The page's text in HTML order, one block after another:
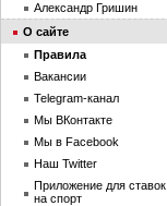
Александр Гришин
О сайте
Правила
Вакансии
Telegram-канал
Мы ВКонтакте
Мы в Facebook
Наш Twitter
Приложение для ставок
на спорт